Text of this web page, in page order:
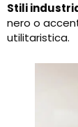
Stili
nero o
utilitaristica.